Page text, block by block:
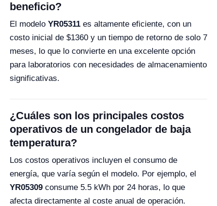
beneficio?
El modelo YR05311 es altamente eficiente, con un
costo inicial de $1360 y un tiempo de retorno de solo 7
meses, lo que lo convierte en una excelente opción
para laboratorios con necesidades de almacenamiento
significativas.
¿Cuáles son los principales costos
operativos de un congelador de baja
temperatura?
Los costos operativos incluyen el consumo de
energía, que varía según el modelo. Por ejemplo, el
YR05309 consume 5.5 kWh por 24 horas, lo que
afecta directamente al coste anual de operación.